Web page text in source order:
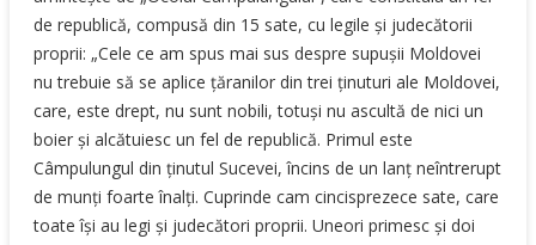
de republică, compusă din 15 sate, cu legile şi judecătorii
proprii: „Cele ce am spus mai sus despre supuşii Moldovei
nu trebuie să se aplice ţăranilor din trei ţinuturi ale Moldovei,
care, este drept, nu sunt nobili, totuşi nu ascultă de nici un
boier şi alcătuiesc un fel de republică. Primul este
Câmpulungul din ţinutul Sucevei, încins de un lanţ neîntrerupt
de munţi foarte înalţi. Cuprinde cam cincisprezece sate, care
toate îşi au legi şi judecători proprii. Uneori primesc şi doi